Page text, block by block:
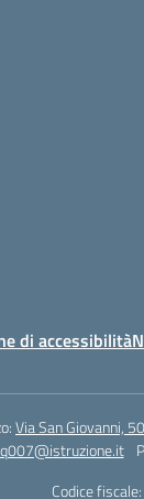
di accessibilità
Via San Giovanni,
Codice